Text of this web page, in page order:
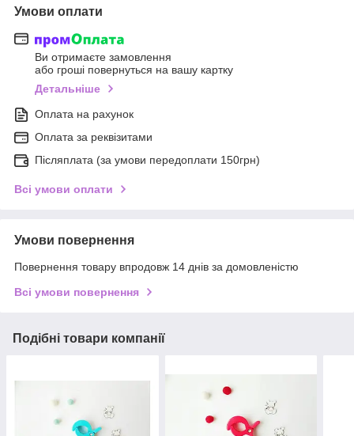
Умови оплати
Ви отримаєте замовлення
або гроші повернуться на вашу картку
Детальніше
Оплата на рахунок
Оплата за реквізитами
Післяплата (за умови передоплати 150грн)
Всі умови оплати
Умови повернення
Повернення товару впродовж 14 днів за домовленістю
Всі умови повернення
Подібні товари компанії